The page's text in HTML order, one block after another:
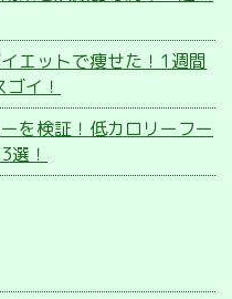
エットで痩せた！1週間
イ！
を検証！低カロリーフー
選！